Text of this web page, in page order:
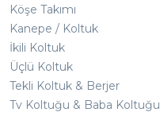
Köşe Takımı
Kanepe / Koltuk
İkili Koltuk
Üçlü Koltuk
Tekli Koltuk & Berjer
Tv Koltuğu & Baba Koltuğu